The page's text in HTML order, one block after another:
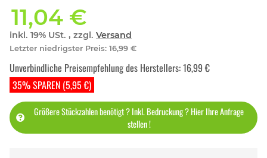
11,04 €
inkl. 19% USt. , zzgl. Versand
Letzter niedrigster Preis: 16,99 €
35% SPAREN (5,95 €)
Unverbindliche Preisempfehlung des Herstellers:16,99 €
Größere Stückzahlen benötigt ? Inkl. Bedruckung ? Hier Ihre Anfrage
stellen !